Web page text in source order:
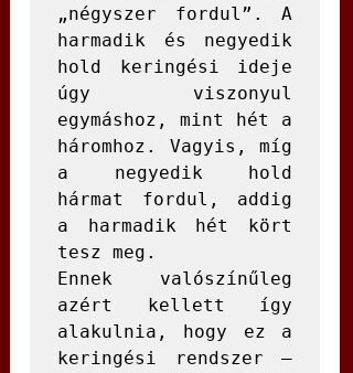
„négyszer fordul”. A
harmadik és negyedik
hold keringési ideje
úgy viszonyul
egymáshoz, mint hét a
háromhoz. Vagyis, míg
a negyedik hold
hármat fordul, addig
a harmadik hét kört
tesz meg.
Ennek valószínűleg
azért kellett így
alakulnia, hogy ez a
keringési rendszer –